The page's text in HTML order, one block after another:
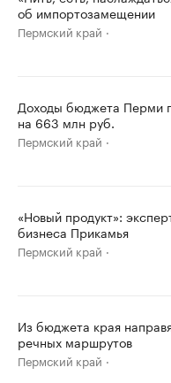
об импортозамещении
Пермский край
Доходы бюджета Перми
на 663 млн руб.
Пермский край
«Новый продукт»:
бизнеса Прикамья
Пермский край
Из бюджета края
речных маршрутов
Пермский край